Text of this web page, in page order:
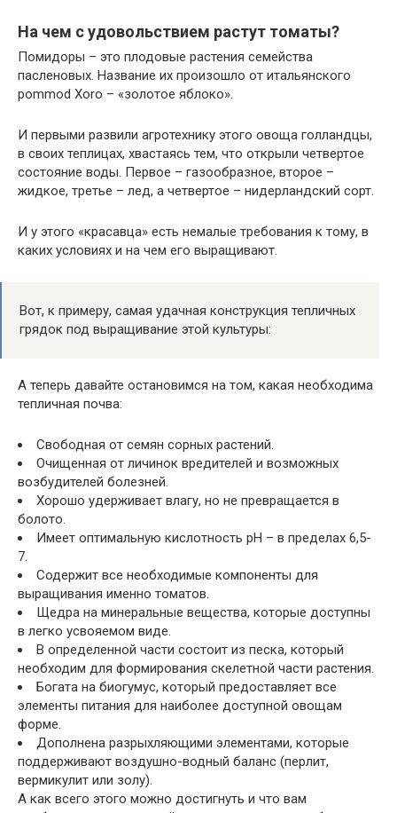
На чем с удовольствием растут томаты?
Помидоры – это плодовые растения семейства
пасленовых. Название их произошло от итальянского
pommod Хoro – «золотое яблоко».
И первыми развили агротехнику этого овоща голландцы,
в своих теплицах, хвастаясь тем, что открыли четвертое
состояние воды. Первое – газообразное, второе –
жидкое, третье – лед, а четвертое – нидерландский сорт.
И у этого «красавца» есть немалые требования к тому, в
каких условиях и на чем его выращивают.
Вот, к примеру, самая удачная конструкция тепличных
грядок под выращивание этой культуры:
А теперь давайте остановимся на том, какая необходима
тепличная почва:
Свободная от семян сорных растений.
Очищенная от личинок вредителей и возможных
возбудителей болезней.
Хорошо удерживает влагу, но не превращается в
болото.
Имеет оптимальную кислотность рН – в пределах 6,5-
7.
Содержит все необходимые компоненты для
выращивания именно томатов.
Щедра на минеральные вещества, которые доступны
в легко усвояемом виде.
В определенной части состоит из песка, который
необходим для формирования скелетной части растения.
Богата на биогумус, который предоставляет все
элементы питания для наиболее доступной овощам
форме.
Дополнена разрыхляющими элементами, которые
поддерживают воздушно-водный баланс (перлит,
вермикулит или золу).
А как всего этого можно достигнуть и что вам